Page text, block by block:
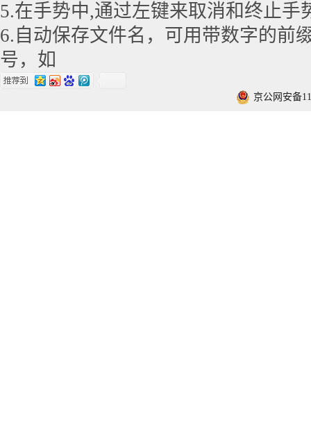
5.在手势中,通过左键来取消和终止手
6.自动保存文件名，可用带数字的前
号，如
京公网安备